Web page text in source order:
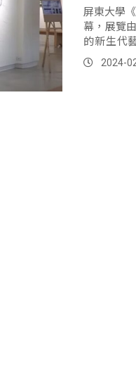
屏東大學
幕，展覽
的新生代
「寫實」
品，及兩
2024-